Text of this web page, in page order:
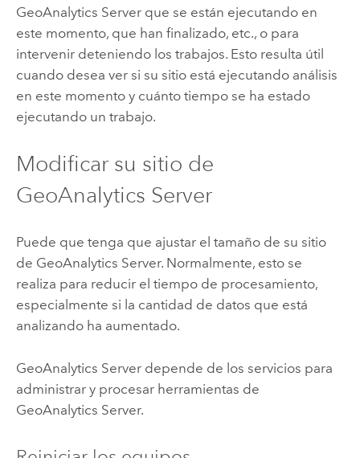
GeoAnalytics Serverque se están ejecutando en
este momento, que han finalizado, etc., o para
intervenir deteniendo los trabajos. Esto resulta útil
cuando desea ver si su sitio está ejecutando análisis
en este momento y cuánto tiempo se ha estado
ejecutando un trabajo.
Modificar su sitio de
GeoAnalytics Server
Puede que tenga que ajustar el tamaño de su sitio
de GeoAnalytics Server. Normalmente, esto se
realiza para reducir el tiempo de procesamiento,
especialmente si la cantidad de datos que está
analizando ha aumentado.
GeoAnalytics Serverdepende de los servicios para
administrar y procesar herramientas de
GeoAnalytics Server.